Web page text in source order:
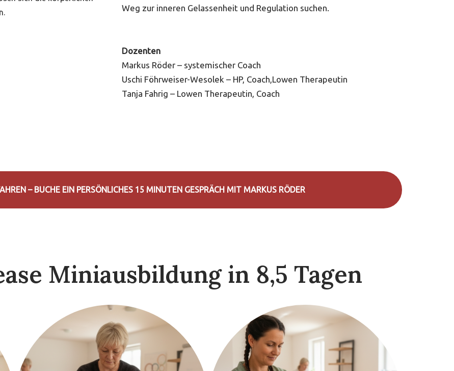
Weg zur inneren Gelassenheit und Regulation suchen.
Dozenten
Markus Röder – systemischer Coach
Uschi Föhrweiser-Wesolek – HP, Coach,Lowen Therapeutin
Tanja Fahrig – Lowen Therapeutin, Coach
– BUCHE EIN PERSÖNLICHES 15 MINUTEN GESPRÄCH MIT MARKUS RÖDER
Miniausbildung in 8,5 Tagen